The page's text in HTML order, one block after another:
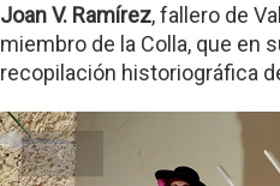
Joan V. Ramírez, fallero de
miembro de la Colla, que en
recopilación historiográfica